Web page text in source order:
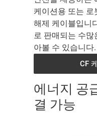
케이션용 또는
해제 케이블입니
로 판매되는 수
아볼 수 있습니다.
CF
에너지 공
결 가능